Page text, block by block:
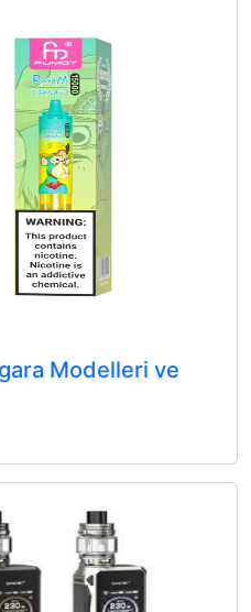
Modelleri ve